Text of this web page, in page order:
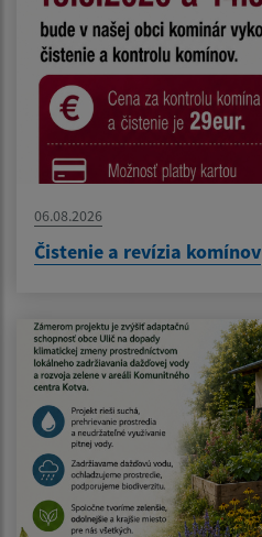
06.08.2026
Čistenie a revízia komínov